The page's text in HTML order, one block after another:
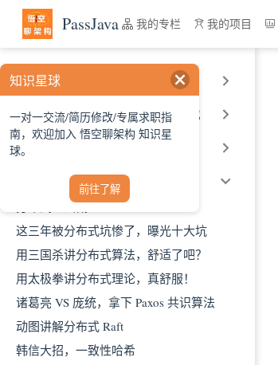
跳至主要內容
PassJava 我的专栏 我的项目
SpringCloud 架构原理和实战
ELK 统一日志平台原理和实战
用故事讲解分布式协议原理
分布式基础概念
这三年被分布式坑惨了，曝光十大坑
用三国杀讲分布式算法，舒适了吧？
用太极拳讲分布式理论，真舒服！
诸葛亮 VS 庞统，拿下 Paxos 共识算法
动图讲解分布式 Raft
韩信大招，一致性哈希
知识星球
一对一交流/简历修改/专属求职指
南，欢迎加入 悟空聊架构 知识星
球。
前往了解